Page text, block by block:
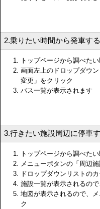
2.乗りたい時間から発車す
トップページから調べた
画面左上のドロップダウ
変更」をクリック
バス一覧が表示されます
3.行きたい施設周辺に停車
トップページから調べた
メニューボタンの「周辺
ドロップダウンリストの
施設一覧が表示されるの
地図が表示されるので、
ク